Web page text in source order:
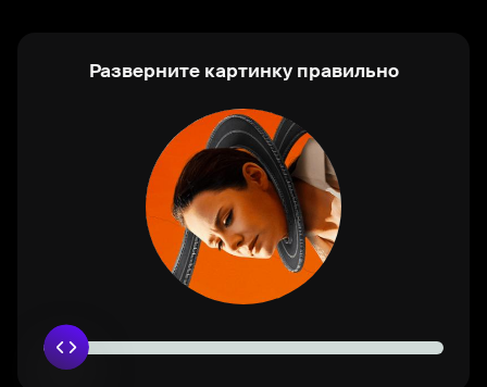
Разверните картинку правильно